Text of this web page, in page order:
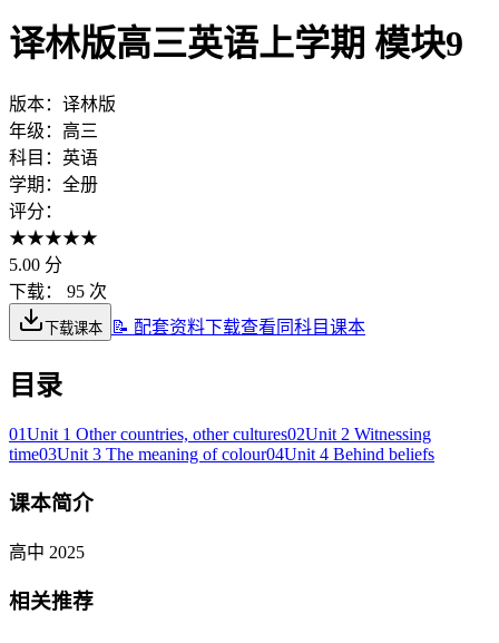
译林版高三英语上学期 模块9
版本： 译林版
年级： 高三
科目： 英语
学期： 全册
评分：
★★★★★
5.00 分
下载：
95 次
下载课本 📝 配套资料下载查看同科目课本
目录
01Unit 1 Other countries, other cultures02Unit 2 Witnessing
time03Unit 3 The meaning of colour04Unit 4 Behind beliefs
课本简介
高中 2025
相关推荐